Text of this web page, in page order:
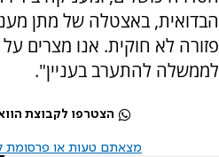
הבדואית, באצטלה של מתן
פזורה לא חוקית. אנו מצרים
לממשלה להתערב בעניין".
הצטרפו לקבוצת
מצאתם טעות או פרסומת